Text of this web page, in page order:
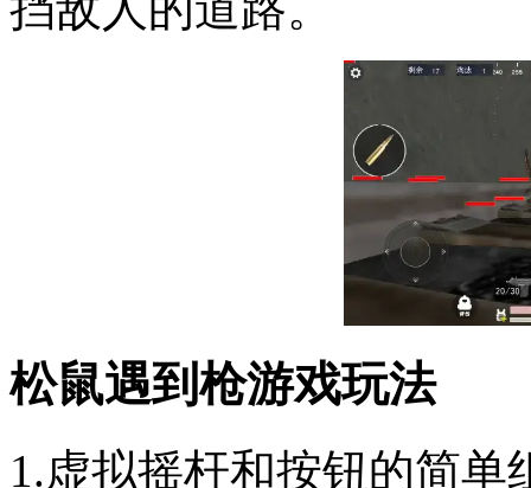
松鼠遇到枪游戏玩法
1.虚拟摇杆和按钮的简